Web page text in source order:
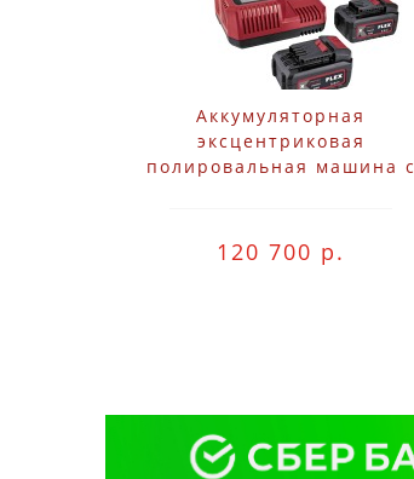
Аккумуляторная
эксцентриковая
полировальная машина с
120 700 р.